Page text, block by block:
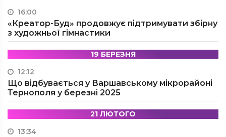
16:00
«Креатор-Буд» продовжує підтримувати збірну
з художньої гімнастики
19 БЕРЕЗНЯ
12:12
Що відбувається у Варшавському мікрорайоні
Тернополя у березні 2025
21 ЛЮТОГО
13:34